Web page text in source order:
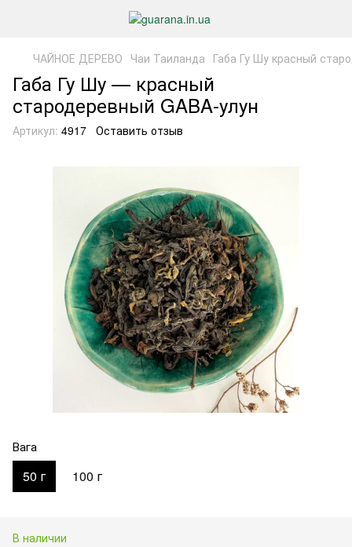
ЧАЙНОЕ ДЕРЕВО Чаи Таиланда Габа Гу Шу красный
Габа Гу Шу — красный
стародеревный GABA-улун
Артикул: 4917 Оставить отзыв
Вага
50 г 100 г
В наличии